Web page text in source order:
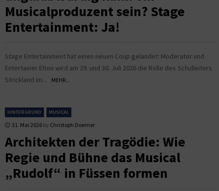
Musicalproduzent sein? Stage
Entertainment: Ja!
Stage Entertainment hat einen neuen Coup gelandet: Moderator und
Entertainer Elton wird am 29. und 30. Juli 2026 die Rolle des Schulleiters
Strickland im...
MEHR...
HINTERGRUND MUSICAL
31. Mai 2026 by Christoph Doerner
Architekten der Tragödie: Wie
Regie und Bühne das Musical
„Rudolf“ in Füssen formen